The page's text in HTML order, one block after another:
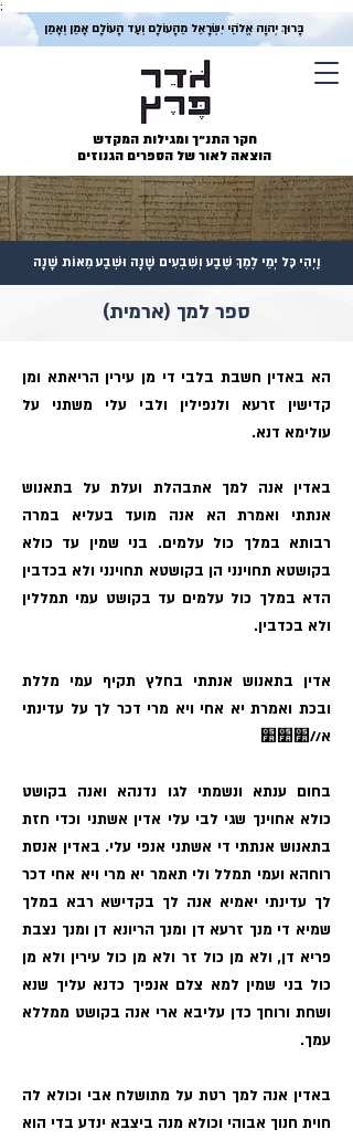
;
בָּרוּךְ יְהוָה אֱלֹהֵי יִשְׂרָאֵל מֵהָעוֹלָם וְעַד הָעוֹלָם אָמֵן וְאָמֵן
חקר התנ״ך ומגילות המקדש
הוצאה לאור של הספרים הגנוזים
וַיְהִי כׇּל יְמֵי לֶמֶךְ שֶׁבַע וְשִׁבְעִים שָׁנָה וּשְׁבַע מֵאוֹת שָׁנָה
ספר למך (ארמית)
הא באדין חשבת בלבי די מן עירין הריאתא ומן
קדישין זרעא ולנפילין‏ ולבי עלי משתני על
עולימא דנא‏.
באדין אנה למך אתבהלת ועלת על בתאנוש
אנתתי‏ ואמרת‏ הא‏ אנה מועד בעליא במרה
רבותא במלך כול עלמים‏. בני שמין עד כולא
בקושטא תחוינני הן בקושטא‏ תחוינני ולא בכדבין
‏הדא במלך כול עלמים עד בקושט עמי תמללין
ולא בכדבין‏.
אדין בתאנוש אנתתי בחלץ תקיף עמי מללת
ובכת‏ ואמרת יא אחי ויא מרי דכר לך על עדינתי
א//׺׺׺‏
בחום ענתא ונשמתי לגו נדנהא ואנה בקושט
כולא אחוינך‏ שגי לבי עלי אדין אשתני וכדי חזת
בתאנוש אנתתי די אשתני אנפי עלי‏. באדין אנסת
רוחהא ועמי תמלל ולי תאמר יא מרי ויא אחי‏ דכר
לך‏ עדינתי יאמיא אנה לך בקדישא רבא במלך
שמי‏א די מנך זרעא דן ומנך הריונא דן ומנך נצבת
פריא דן‏, ולא מן כול זר ולא מן כול עירין ולא מן
כול בני שמין‏ למא צלם‏ אנפיך כדנא עליך שנא
ושחת ורוחך כדן עליבא‏ ארי אנה‏ בקושט ממללא
עמך.
באדין אנה למך רטת על מתושלח אבי וכולא לה
חוית‏ חנוך‏ אבוהי וכולא מנה ביצבא ינדע בדי הוא